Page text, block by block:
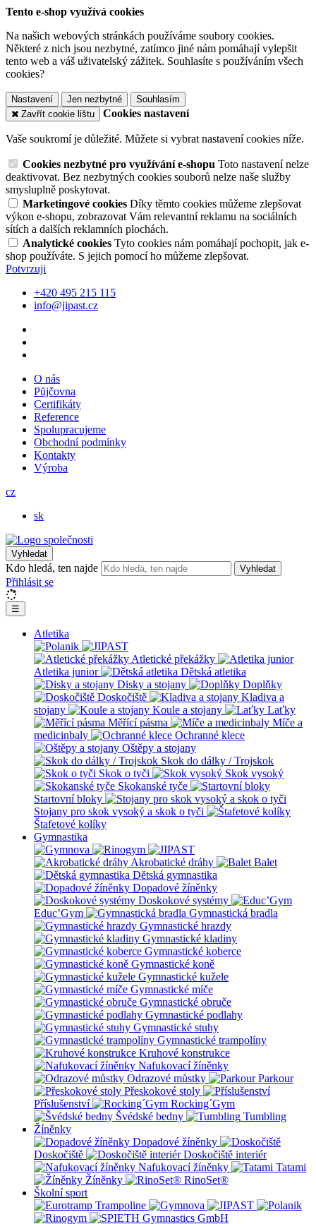
Tento e-shop využívá cookies
Na našich webových stránkách používáme soubory cookies.
Některé z nich jsou nezbytné, zatímco jiné nám pomáhají vylepšit
tento web a váš uživatelský zážitek. Souhlasíte s používáním všech
cookies?
Nastavení Jen nezbytné
Souhlasím
Zavřít cookie lištu
Cookies nastavení
Vaše soukromí je důležité. Můžete si vybrat nastavení cookies níže.
Cookies nezbytné pro využívání e-shopu Toto nastavení nelze
deaktivovat. Bez nezbytných cookies souborů nelze naše služby
smysluplně poskytovat.
Marketingové cookies Díky těmto cookies můžeme zlepšovat
výkon e-shopu, zobrazovat Vám relevantní reklamu na sociálních
sítích a dalších reklamních plochách.
Analytické cookies Tyto cookies nám pomáhají pochopit, jak e-
shop používáte. S jejich pomocí ho můžeme zlepšovat.
Potvrzuji
+420 495 215 115
info@jipast.cz
O nás
Půjčovna
Certifikáty
Reference
Spolupracujeme
Obchodní podmínky
Kontakty
Výroba
cz
sk
Vyhledat
Kdo hledá, ten najde Vyhledat
Přihlásit se
☰
Atletika
Atletické překážky
Atletika junior
Dětská atletika
Disky a stojany
Doplňky
Doskočiště
Kladiva a
stojany
Koule a stojany
Laťky
Měřící pásma
Míče a
medicinbaly
Ochranné klece
Oštěpy a stojany
Skok do dálky / Trojskok
Skok o tyči
Skok vysoký
Skokanské tyče
Startovní bloky
Stojany pro skok vysoký a skok o tyči
Štafetové kolíky
Gymnastika
Akrobatické dráhy
Balet
Dětská gymnastika
Dopadové žíněnky
Doskokové systémy
Educ’Gym
Gymnastická bradla
Gymnastické hrazdy
Gymnastické kladiny
Gymnastické koberce
Gymnastické koně
Gymnastické kužele
Gymnastické míče
Gymnastické obruče
Gymnastické podlahy
Gymnastické stuhy
Gymnastické trampolíny
Kruhové konstrukce
Nafukovací žíněnky
Odrazové můstky
Parkour
Přeskokové stoly
Příslušenství
Rocking´Gym
Švédské bedny
Tumbling
Žíněnky
Dopadové žíněnky
Doskočiště
Doskočiště interiér
Nafukovací žíněnky
Tatami
Žíněnky
RinoSet®
Školní sport